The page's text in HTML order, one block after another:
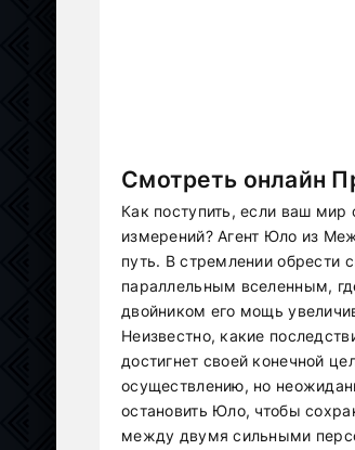
Смотреть онлайн
Как поступить, если ваш мир
измерений? Агент Юло из
путь. В стремлении обрести
параллельным вселенным,
двойником его мощь
Неизвестно, какие
достигнет своей конечной
осуществлению, но
остановить Юло, чтобы
между двумя сильными